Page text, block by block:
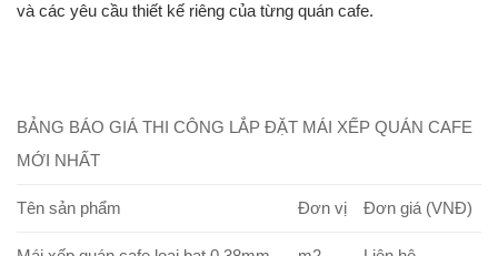
và các yêu cầu thiết kế riêng của từng quán cafe.
BẢNG BÁO GIÁ THI CÔNG LẮP ĐẶT MÁI XẾP QUÁN CAFE
MỚI NHẤT
Tên sản phẩm Đơn vị Đơn giá (VNĐ)